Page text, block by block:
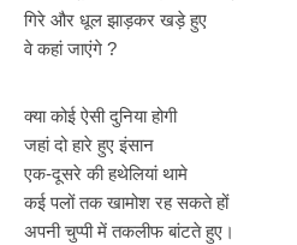
गिरे और धूल झाड़कर खड़े हुए
वे कहां जाएंगे ?
क्या कोई ऐसी दुनिया होगी
जहां दो हारे हुए इंसान
एक-दूसरे की हथेलियां थामे
कई पलों तक खामोश रह सकते हों
अपनी चुप्पी में तकलीफ बांटते हुए।